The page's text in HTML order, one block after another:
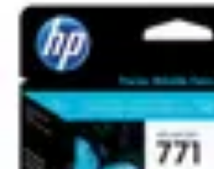
Tech Culture Mag
Culture Numérique
TendancesÉducation et
TechnologieMusique Cryptomonnaies
Tech Culture Mag